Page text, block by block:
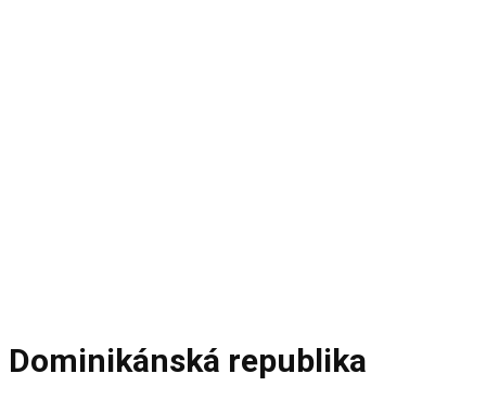
Dominikánská republika